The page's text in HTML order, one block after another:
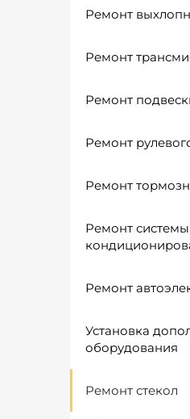
Ремонт
Ремонт
Ремонт
Ремонт
Ремонт
Ремонт системы
Ремонт
Установка
оборудования
Ремонт стекол